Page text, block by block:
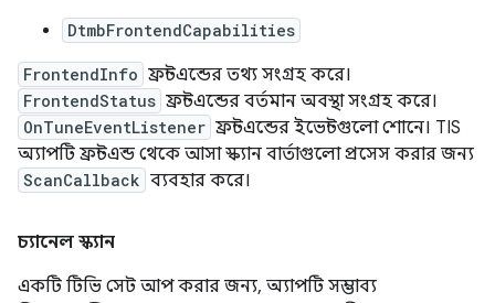
DtmbFrontendCapabilities
FrontendInfo ফ্রন্টএন্ডের তথ্য সংগ্রহ করে।
FrontendStatus ফ্রন্টএন্ডের বর্তমান অবস্থা সংগ্রহ করে।
OnTuneEventListener ফ্রন্টএন্ডের ইভেন্টগুলো শোনে। TIS
অ্যাপটি ফ্রন্টএন্ড থেকে আসা স্ক্যান বার্তাগুলো প্রসেস করার জন্য
ScanCallback ব্যবহার করে।
চ্যানেল স্ক্যান
একটি টিভি সেট আপ করার জন্য, অ্যাপটি সম্ভাব্য